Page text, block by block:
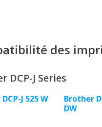
des
DCP-J Series
J 525 W
Brother
DW